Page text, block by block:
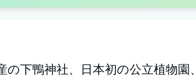
の下鴨神社、日本初の公立植物園、